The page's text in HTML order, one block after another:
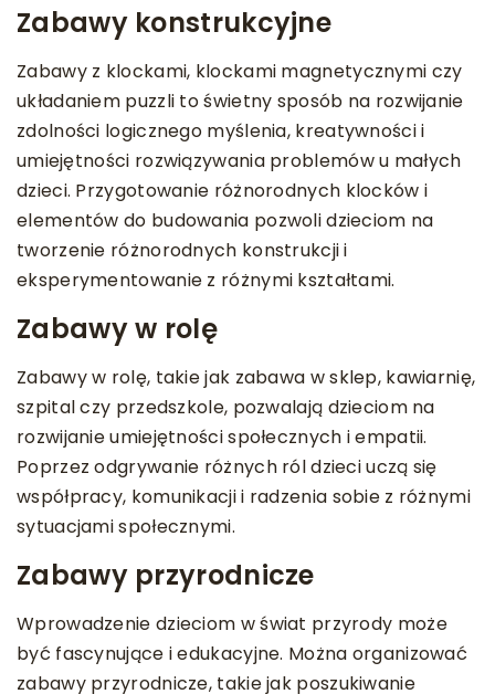
Zabawy konstrukcyjne
Zabawy z klockami, klockami magnetycznymi czy
układaniem puzzli to świetny sposób na rozwijanie
zdolności logicznego myślenia, kreatywności i
umiejętności rozwiązywania problemów u małych
dzieci. Przygotowanie różnorodnych klocków i
elementów do budowania pozwoli dzieciom na
tworzenie różnorodnych konstrukcji i
eksperymentowanie z różnymi kształtami.
Zabawy w rolę
Zabawy w rolę, takie jak zabawa w sklep, kawiarnię,
szpital czy przedszkole, pozwalają dzieciom na
rozwijanie umiejętności społecznych i empatii.
Poprzez odgrywanie różnych ról dzieci uczą się
współpracy, komunikacji i radzenia sobie z różnymi
sytuacjami społecznymi.
Zabawy przyrodnicze
Wprowadzenie dzieciom w świat przyrody może
być fascynujące i edukacyjne. Można organizować
zabawy przyrodnicze, takie jak poszukiwanie